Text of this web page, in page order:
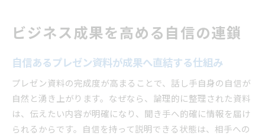
ビジネス成果を高める自信の連鎖
自信あるプレゼン資料が成果へ直結する仕組み
プレゼン資料の完成度が高まることで、話し手自身の自信が
自然と湧き上がります。なぜなら、論理的に整理された資料
は、伝えたい内容が明確になり、聞き手へ的確に情報を届け
られるからです。自信を持って説明できる状態は、相手への